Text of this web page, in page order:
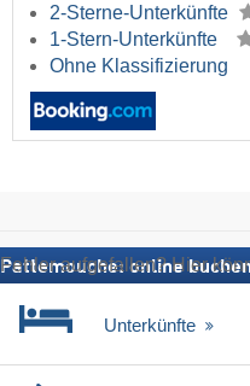
2-Sterne-Unterkünfte
1-Stern-Unterkünfte
Ohne Klassifizierung
Fehler aufgefallen? Hier
Pattemouche: online
Unterkünfte